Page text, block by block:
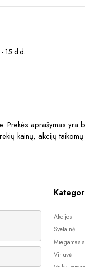
15 d.d.
Prekės aprašymas
kainų, akcijų
Akcijos
Svetainė
Miegamasis
Virtuvė